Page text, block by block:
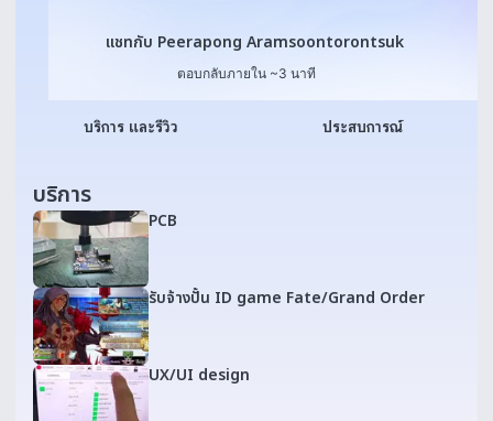
แชทกับ Peerapong
แชทกับ Peerapong Aramsoontorontsuk
ตอบกลับภายใน ~3 นาที
บริการ และรีวิว ประสบการณ์
บริการ
PCB
รับจ้างปั้น ID game Fate/Grand Order
UX/UI design